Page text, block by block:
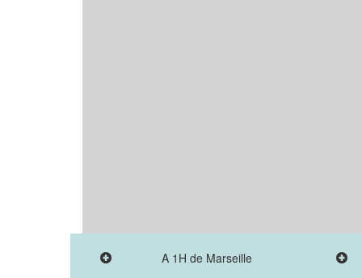
A 1H de Marseille